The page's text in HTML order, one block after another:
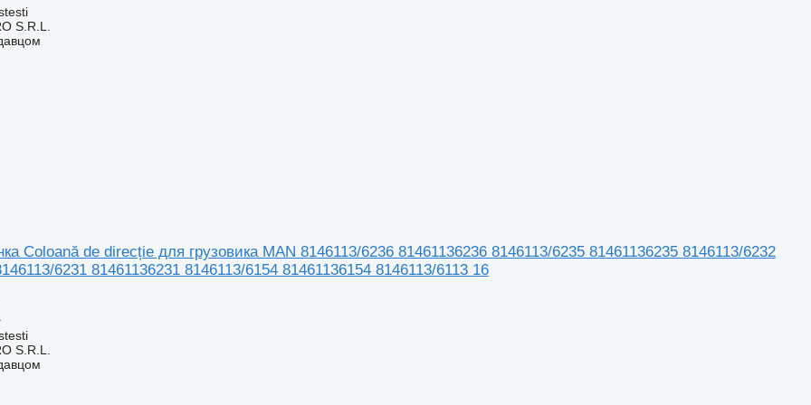
S.R.L.
Coloană de direcție для грузовика MAN 8146113/6236 81461136236 8146113/6235 81461136235 8146113/6232
6231 81461136231 8146113/6154 81461136154 8146113/6113 16
S.R.L.